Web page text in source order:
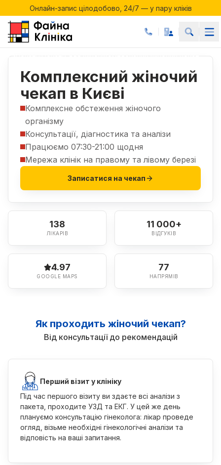
Онлайн-запис цілодобово, 24/7 — у пару кліків
Онлайн-запис цілодобово, 24/7 — у пару кліків
Чекапи|Чекапи для жінок|Комплексний жіночий чекап
Комплексний жіночий
чекап в Києві
Комплексне обстеження жіночого
організму
Консультації, діагностика та аналізи
Працюємо 07:30-21:00 щодня
Мережа клінік на правому та лівому березі
Записатися на чекап
138
ЛІКАРІВ
11 000+
ВІДГУКІВ
4.97
GOOGLE MAPS
77
НАПРЯМІВ
Як проходить жіночий чекап?
Від консультації до рекомендацій
Перший візит у клініку
Під час першого візиту ви здаєте всі аналізи з
пакета, проходите УЗД та ЕКГ. У цей же день
плануємо консультацію гінеколога: лікар проведе
огляд, візьме необхідні гінекологічні аналізи та
відповість на ваші запитання.